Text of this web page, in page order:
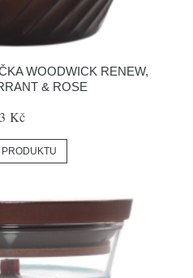
WOODWICK RENEW,
& ROSE
Kč
PRODUKTU